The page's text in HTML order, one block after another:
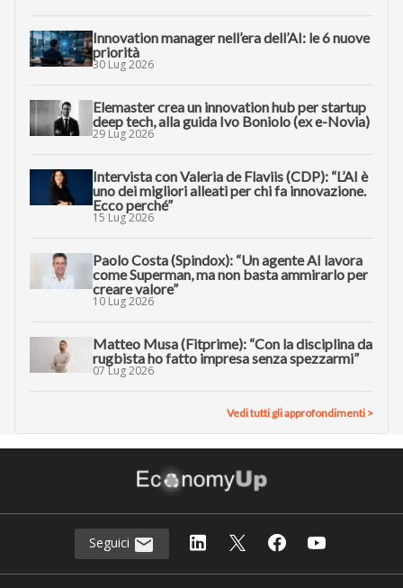
Innovation manager nell’era dell’AI: le 6 nuove
priorità
30 Lug 2026
Elemaster crea un innovation hub per startup
deep tech, alla guida Ivo Boniolo (ex e-Novia)
29 Lug 2026
Intervista con Valeria de Flaviis (CDP): “L’AI è
uno dei migliori alleati per chi fa innovazione.
Ecco perché”
15 Lug 2026
Paolo Costa (Spindox): “Un agente AI lavora
come Superman, ma non basta ammirarlo per
creare valore”
10 Lug 2026
Matteo Musa (Fitprime): “Con la disciplina da
rugbista ho fatto impresa senza spezzarmi”
07 Lug 2026
Vedi tutti gli approfondimenti >
Seguici